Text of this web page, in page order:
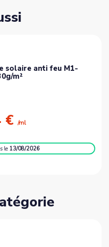
solaire anti feu M1-
m²
€/ml
le 13/08/2026